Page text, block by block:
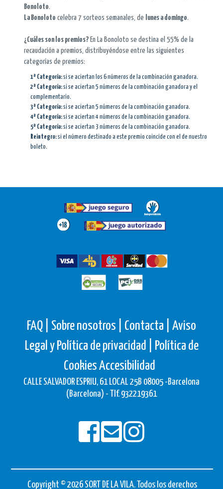
Bonoloto.
La Bonoloto celebra 7 sorteos semanales, de lunes a domingo.
¿Cuáles son los premios? En La Bonoloto se destina el 55% de la
recaudación a premios, distribuyéndose entre las siguientes
categorías de premios:
1ª Categoría:si se aciertan los 6 números de la combinación ganadora.
2ª Categoría:si se aciertan 5 números de la combinación ganadora y el
complementario.
3ª Categoría:si se aciertan 5 números de la combinación ganadora.
4ª Categoría:si se aciertan 4 números de la combinación ganadora.
5ª Categoría:si se aciertan 3 números de la combinación ganadora.
Reintegro:si el número destinado a este premio coincide con el de nuestro
boleto.
FAQ | Sobre nosotros | Contacta |
Aviso
Legal y Política de privacidad |
Política de
CookiesAccesibilidad
CALLE SALVADOR ESPRIU, 61 LOCAL 25B 08005 -Barcelona
(Barcelona) - Tlf. 932219361
Copyright © 2026 SORT DE LA VILA. Todos los derechos